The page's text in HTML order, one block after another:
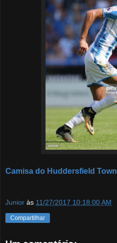
Camisa do Huddersfield Town
Junior às 11/27/2017 10:18:00 AM
Compartilhar